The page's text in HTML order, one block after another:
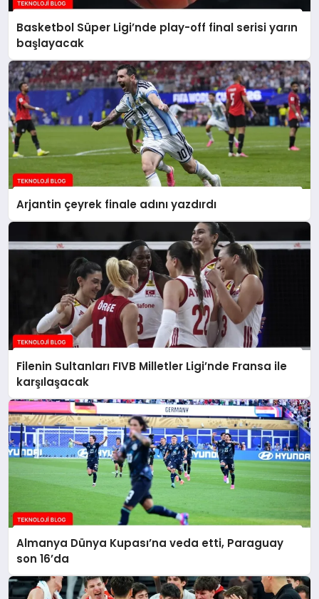
Basketbol Süper Ligi’nde play-off final serisi yarın
başlayacak
Arjantin çeyrek finale adını yazdırdı
Filenin Sultanları FIVB Milletler Ligi’nde Fransa ile
karşılaşacak
Almanya Dünya Kupası’na veda etti, Paraguay
son 16’da